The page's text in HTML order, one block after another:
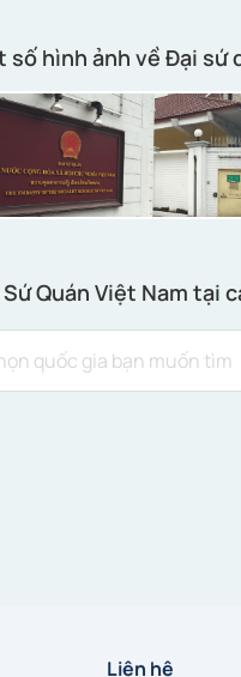
số hình ảnh về Đại sứ
Quán Việt Nam tại
Liên hệ